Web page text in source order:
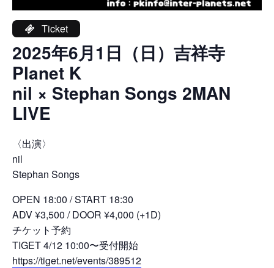
Ticket
2025年6月1日（日）吉祥寺
Planet K
nil × Stephan Songs 2MAN
LIVE
〈出演〉
nil
Stephan Songs
OPEN 18:00 / START 18:30
ADV ¥3,500 / DOOR ¥4,000 (+1D)
チケット予約
TIGET 4/12 10:00〜受付開始
https://tiget.net/events/389512